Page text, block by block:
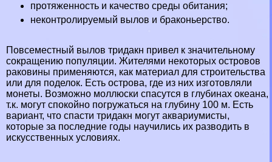
протяженность и качество среды обитания;
неконтролируемый вылов и бpaконьерство.
Повсеместный вылов тридакн привел к значительному
сокращению популяции. Жителями некоторых островов
paковины применяются, как материал для строительства
или для поделок. Есть острова, где из них изготовляли
монеты. Возможно моллюски спасутся в глубинах океана,
т.к. могут спокойно погружаться на глубину 100 м. Есть
вариант, что спасти тридакн могут аквариумисты,
которые за последние годы научились их разводить в
искусственных условиях.